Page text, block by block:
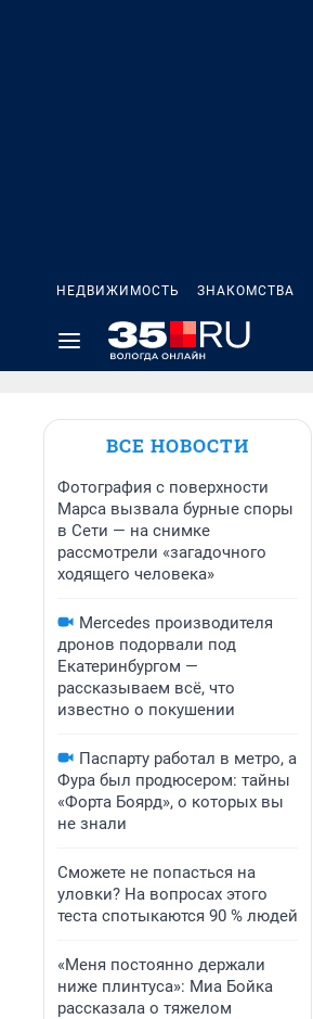
НЕДВИЖИМОСТЬ ЗНАКОМСТВА
ВСЕ НОВОСТИ
Фотография с поверхности
Марса вызвала бурные споры
в Сети — на снимке
рассмотрели «загадочного
ходящего человека»
Mercedes производителя
дронов подорвали под
Екатеринбургом —
рассказываем всё, что
известно о покушении
Паспарту работал в метро, а
Фура был продюсером: тайны
«Форта Боярд», о которых вы
не знали
Сможете не попасться на
уловки? На вопросах этого
теста спотыкаются 90 % людей
«Меня постоянно держали
ниже плинтуса»: Миа Бойка
рассказала о тяжелом